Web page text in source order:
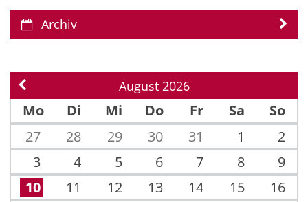
Archiv
Vorherige Seite August 2026
Mo Di Mi Do Fr Sa
So
27
28 29 30 31 1
2
3
4 5 6 7 8
9
10
11 12 13 14 15
16